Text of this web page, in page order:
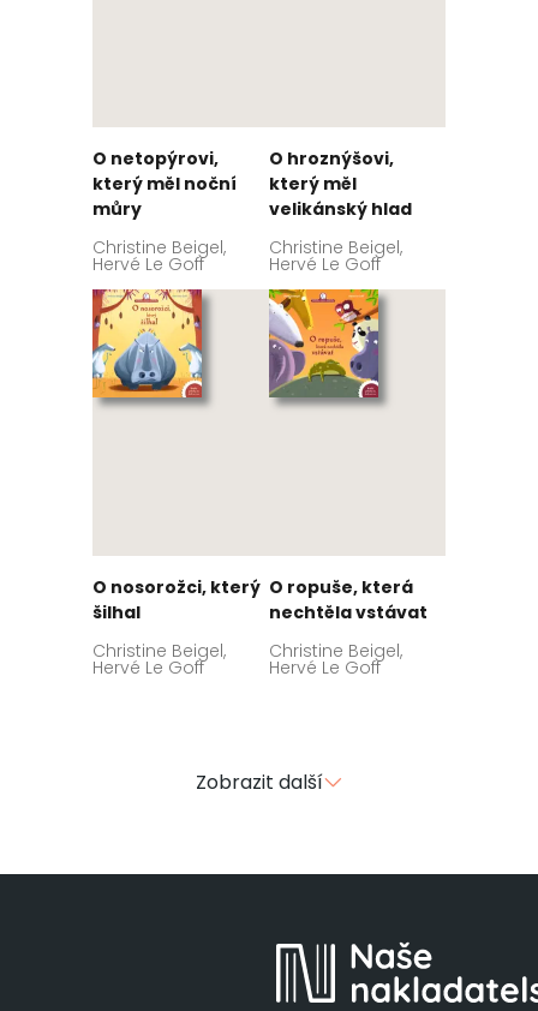
O netopýrovi,
který měl noční
můry
Christine Beigel,
Hervé Le Goff
O hroznýšovi,
který měl
velikánský hlad
Christine Beigel,
Hervé Le Goff
O nosorožci, který
šilhal
Christine Beigel,
Hervé Le Goff
O ropuše, která
nechtěla vstávat
Christine Beigel,
Hervé Le Goff
Zobrazit další